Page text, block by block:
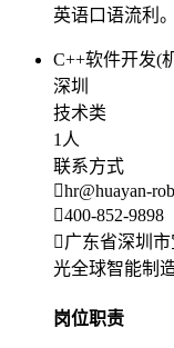
英语口语流利。
C++软件开发(
深圳
技术类
1人
联系方式
hr@huayan-
400-852-9898
广东省深圳
光全球智能制
岗位职责